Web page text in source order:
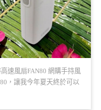
速風扇FAN80 網購手持風
，讓我今年夏天終於可以